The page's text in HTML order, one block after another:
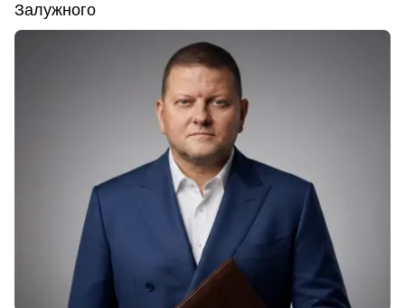
Залужного